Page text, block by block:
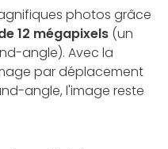
photos grâce
12 mégapixels (un
angle). Avec la
par déplacement
angle, l'image reste